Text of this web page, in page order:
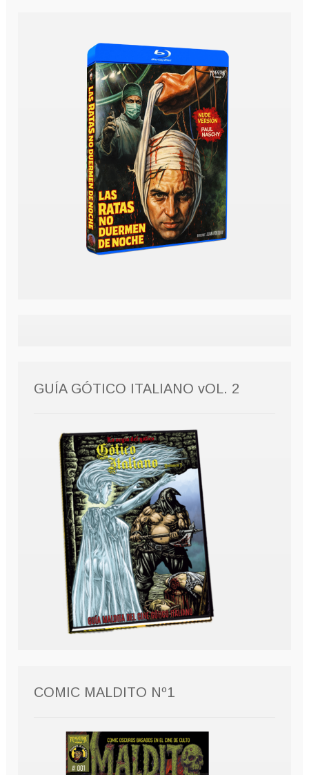
GUÍA GÓTICO ITALIANO vOL. 2
COMIC MALDITO Nº1